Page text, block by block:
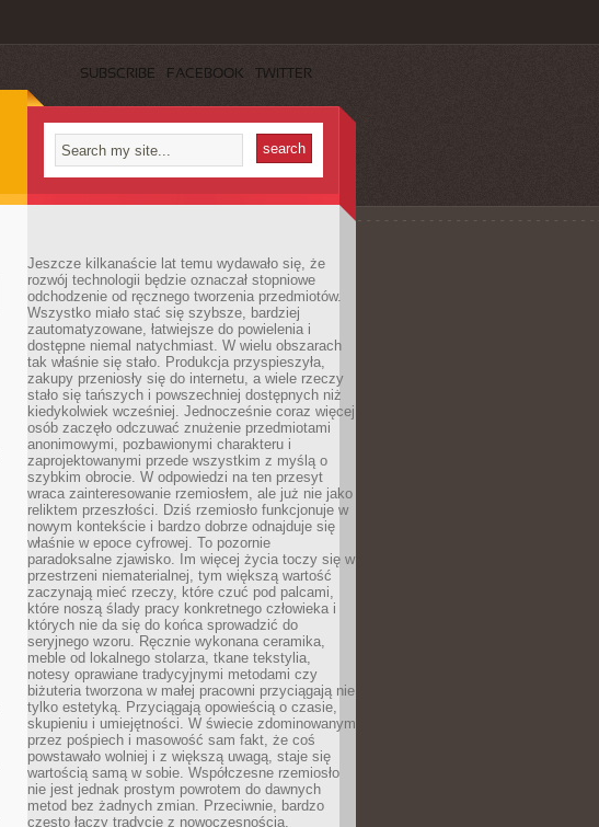
SUBSCRIBE FACEBOOK TWITTER
Jeszcze kilkanaście lat temu wydawało się, że
rozwój technologii będzie oznaczał stopniowe
odchodzenie od ręcznego tworzenia przedmiotów.
Wszystko miało stać się szybsze, bardziej
zautomatyzowane, łatwiejsze do powielenia i
dostępne niemal natychmiast. W wielu obszarach
tak właśnie się stało. Produkcja przyspieszyła,
zakupy przeniosły się do internetu, a wiele rzeczy
stało się tańszych i powszechniej dostępnych niż
kiedykolwiek wcześniej. Jednocześnie coraz więcej
osób zaczęło odczuwać znużenie przedmiotami
anonimowymi, pozbawionymi charakteru i
zaprojektowanymi przede wszystkim z myślą o
szybkim obrocie. W odpowiedzi na ten przesyt
wraca zainteresowanie rzemiosłem, ale już nie jako
reliktem przeszłości. Dziś rzemiosło funkcjonuje w
nowym kontekście i bardzo dobrze odnajduje się
właśnie w epoce cyfrowej. To pozornie
paradoksalne zjawisko. Im więcej życia toczy się w
przestrzeni niematerialnej, tym większą wartość
zaczynają mieć rzeczy, które czuć pod palcami,
które noszą ślady pracy konkretnego człowieka i
których nie da się do końca sprowadzić do
seryjnego wzoru. Ręcznie wykonana ceramika,
meble od lokalnego stolarza, tkane tekstylia,
notesy oprawiane tradycyjnymi metodami czy
biżuteria tworzona w małej pracowni przyciągają nie
tylko estetyką. Przyciągają opowieścią o czasie,
skupieniu i umiejętności. W świecie zdominowanym
przez pośpiech i masowość sam fakt, że coś
powstawało wolniej i z większą uwagą, staje się
wartością samą w sobie. Współczesne rzemiosło
nie jest jednak prostym powrotem do dawnych
metod bez żadnych zmian. Przeciwnie, bardzo
często łączy tradycję z nowoczesnością.